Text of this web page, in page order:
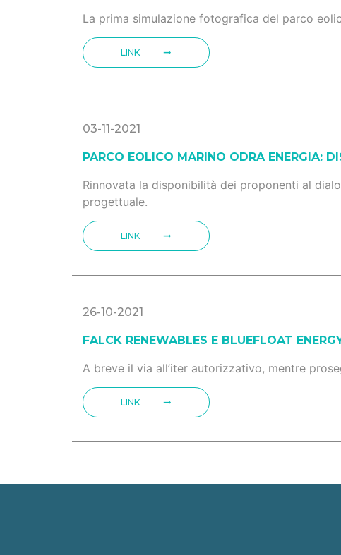
La prima simulazione fotografica del parco
LINK
03-11-2021
PARCO EOLICO MARINO ODRA ENERGIA:
Rinnovata la disponibilità dei proponenti al
progettuale.
LINK
26-10-2021
FALCK RENEWABLES E BLUEFLOAT
A breve il via all’iter autorizzativo, mentre
LINK